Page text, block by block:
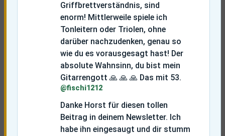
Griffbrettverständnis, sind
enorm! Mittlerweile spiele ich
Tonleitern oder Triolen, ohne
darüber nachzudenken, genau so
wie du es vorausgesagt hast! Der
absolute Wahnsinn, du bist mein
Gitarrengott 🙏 🙏 🙏 Das mit 53.
@fischi1212
Danke Horst für diesen tollen
Beitrag in deinem Newsletter. Ich
habe ihn eingesaugt und dir stumm